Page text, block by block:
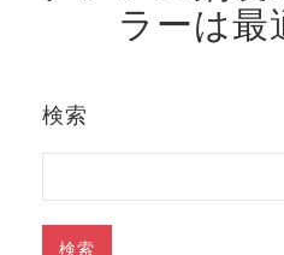
ラーは最
検索